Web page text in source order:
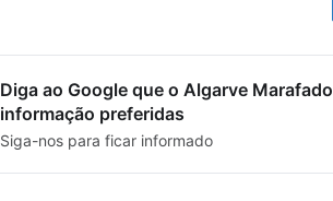
Diga ao Google que o Algarve
informação preferidas
Siga-nos para ficar informado